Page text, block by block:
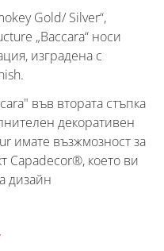
Gold/ Silver“,
„Baccara“ носи
изградена с
във втората стъпка
декоративен
имате възжмозност за
Capadecor®, което ви
дизайн